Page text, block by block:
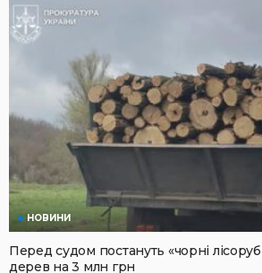
НОВИНИ
Перед судом постануть «чорні
дерев на 3 млн грн